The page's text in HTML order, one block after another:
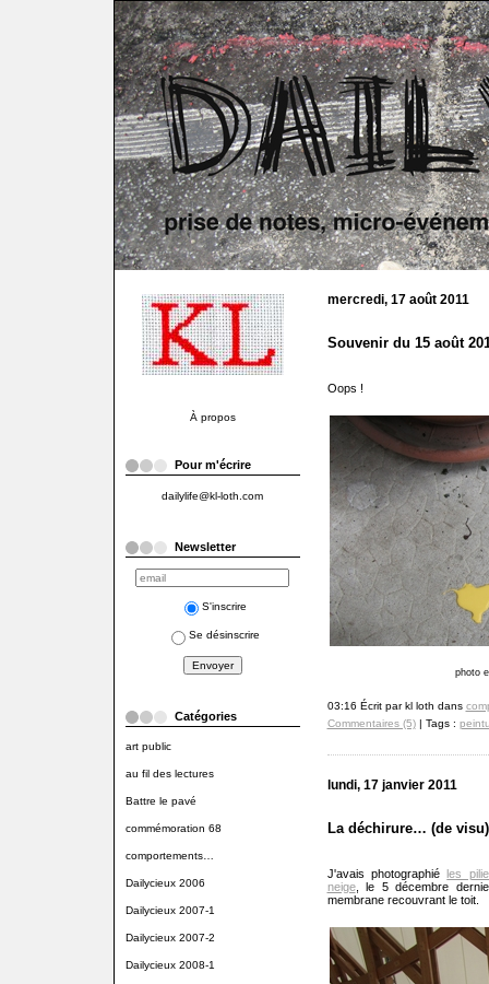
À propos
Pour m'écrire
dailylife@kl-loth.com
Newsletter
S'inscrire
Se désinscrire
Catégories
art public
au fil des lectures
Battre le pavé
commémoration 68
comportements…
Dailycieux 2006
Dailycieux 2007-1
Dailycieux 2007-2
Dailycieux 2008-1
mercredi, 17 août 2011
Souvenir du 15 août
Oops !
photo
03:16 Écrit par kl loth dans
Commentaires (5)| Tags :
lundi, 17 janvier 2011
La déchirure… (de visu)
J'avais photographié
les
neige, le 5 décembre
membrane recouvrant le toit.